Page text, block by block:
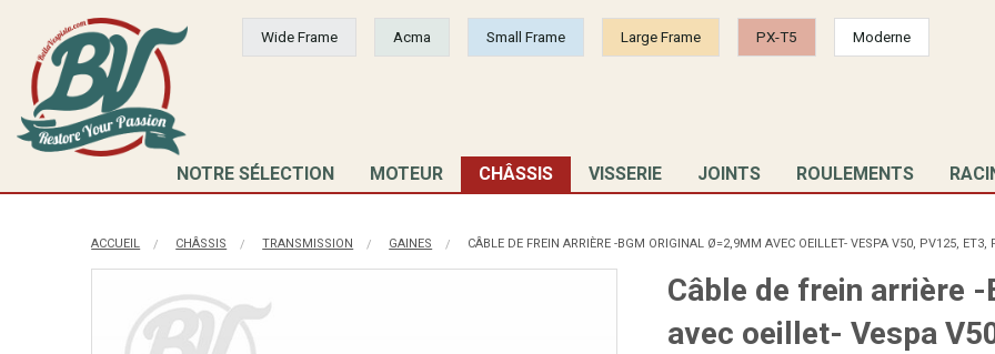
Wide Frame Acma Small Frame Large Frame PX-T5 Moderne
NOTRE SÉLECTION MOTEUR CHÂSSIS VISSERIE JOINTS ROULEMENTS
ACCUEIL CHÂSSIS TRANSMISSION GAINES CÂBLE DE FREIN ARRIÈRE -BGM ORIGINAL Ø=2,9MM AVEC OEILLET- VESPA V50, PV125, ET3,
Câble de frein arrière -
avec oeillet- Vespa